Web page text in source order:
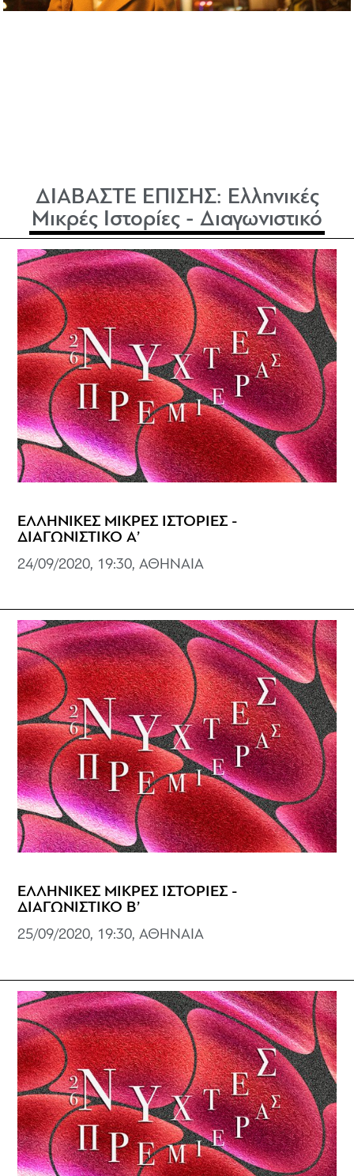
ΔΙΑΒΑΣΤΕ ΕΠΙΣΗΣ: Ελληνικές
Μικρές Ιστορίες - Διαγωνιστικό
ΕΛΛΗΝΙΚΕΣ ΜΙΚΡΕΣ ΙΣΤΟΡΙΕΣ -
ΔΙΑΓΩΝΙΣΤΙΚΟ Α’
24/09/2020, 19:30, ΑΘΗΝΑΙΑ
ΕΛΛΗΝΙΚΕΣ ΜΙΚΡΕΣ ΙΣΤΟΡΙΕΣ -
ΔΙΑΓΩΝΙΣΤΙΚΟ Β’
25/09/2020, 19:30, ΑΘΗΝΑΙΑ